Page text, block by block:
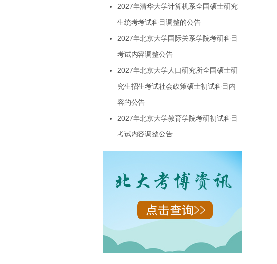
2027年清华大学计算机系全国硕士研究
生统考考试科目调整的公告
2027年北京大学国际关系学院考研科目
考试内容调整公告
2027年北京大学人口研究所全国硕士研
究生招生考试社会政策硕士初试科目内
容的公告
2027年北京大学教育学院考研初试科目
考试内容调整公告